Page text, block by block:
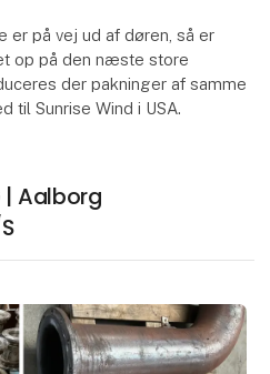
er på vej ud af døren, så er
op på den næste store
der pakninger af samme
til Sunrise Wind i USA.
| Aalborg